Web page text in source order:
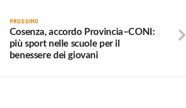
PROSSIMO
Cosenza, accordo Provincia–CONI:
più sport nelle scuole per il
benessere dei giovani